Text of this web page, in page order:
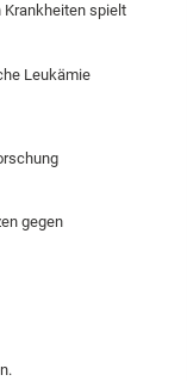
Krankheiten spielt
Leukämie
gegen